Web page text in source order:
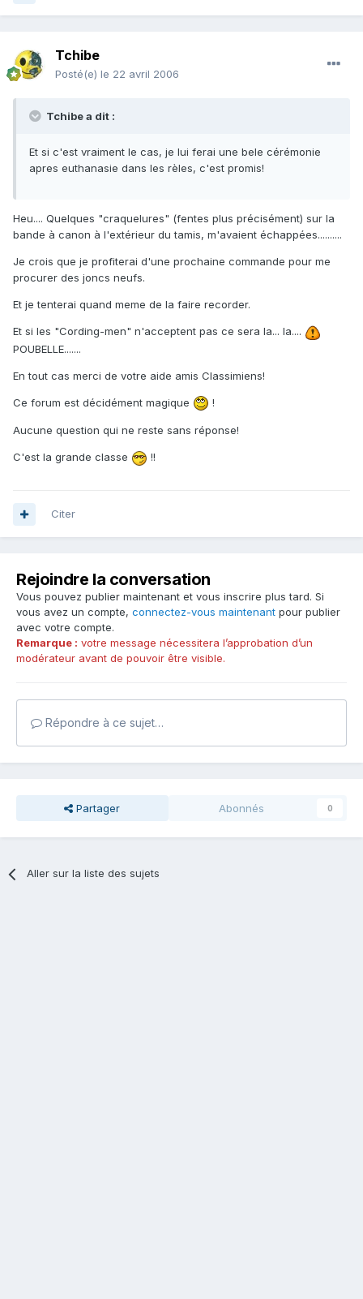
Tchibe
Posté(e) le 22 avril 2006
Tchibe a dit :
Et si c'est vraiment le cas, je lui ferai une bele cérémonie
apres euthanasie dans les rèles, c'est promis!
Heu.... Quelques "craquelures" (fentes plus précisément) sur la
bande à canon à l'extérieur du tamis, m'avaient échappées..........
Je crois que je profiterai d'une prochaine commande pour me
procurer des joncs neufs.
Et je tenterai quand meme de la faire recorder.
Et si les "Cording-men" n'acceptent pas ce sera la... la....
POUBELLE.......
En tout cas merci de votre aide amis Classimiens!
Ce forum est décidément magique !
Aucune question qui ne reste sans réponse!
C'est la grande classe !!
Citer
Rejoindre la conversation
Vous pouvez publier maintenant et vous inscrire plus tard. Si
vous avez un compte, connectez-vous maintenant pour publier
avec votre compte.
Remarque : votre message nécessitera l’approbation d’un
modérateur avant de pouvoir être visible.
Répondre à ce sujet…
Partager Abonnés 0
Aller sur la liste des sujets